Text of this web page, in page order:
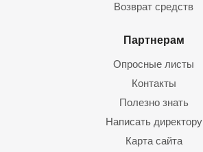
Возврат средств
Партнерам
Опросные листы
Контакты
Полезно знать
Написать директору
Карта сайта